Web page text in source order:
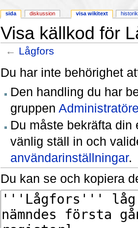
Visa källkod för
← Lågfors
Du har inte behörighet
Den handling du har
gruppen
Du måste bekräfta din
vänlig ställ in och
användarinställningar.
Du kan se och kopiera
sida diskussion visa wikitext historik